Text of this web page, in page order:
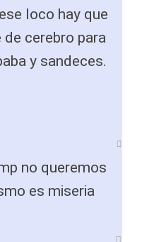
loco hay que
cerebro para
y sandeces.
no queremos
es miseria